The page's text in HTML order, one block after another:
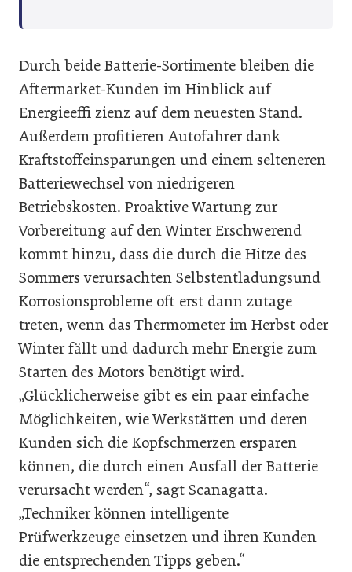
Durch beide Batterie-Sortimente bleiben die
Aftermarket-Kunden im Hinblick auf
Energieeffi zienz auf dem neuesten Stand.
Außerdem profitieren Autofahrer dank
Kraftstoffeinsparungen und einem selteneren
Batteriewechsel von niedrigeren
Betriebskosten. Proaktive Wartung zur
Vorbereitung auf den Winter Erschwerend
kommt hinzu, dass die durch die Hitze des
Sommers verursachten Selbstentladungsund
Korrosionsprobleme oft erst dann zutage
treten, wenn das Thermometer im Herbst oder
Winter fällt und dadurch mehr Energie zum
Starten des Motors benötigt wird.
„Glücklicherweise gibt es ein paar einfache
Möglichkeiten, wie Werkstätten und deren
Kunden sich die Kopfschmerzen ersparen
können, die durch einen Ausfall der Batterie
verursacht werden“, sagt Scanagatta.
„Techniker können intelligente
Prüfwerkzeuge einsetzen und ihren Kunden
die entsprechenden Tipps geben.“